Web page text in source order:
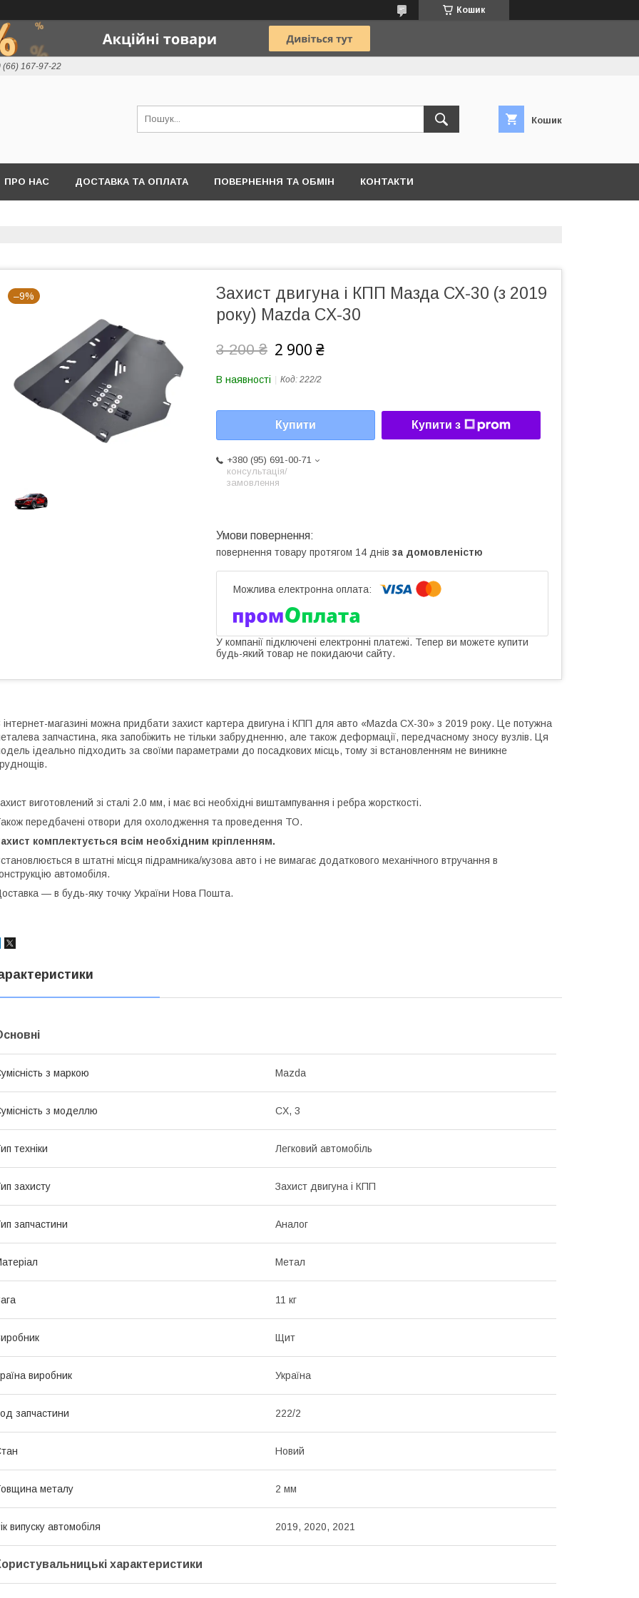
Кошик
(66) 167-97-22
Кошик
ПРО НАС ДОСТАВКА ТА ОПЛАТА ПОВЕРНЕННЯ ТА ОБМІН КОНТАКТИ
–9%
Захист двигуна і КПП Мазда СХ-30 (з 2019
року) Mazda CX-30
3 200 ₴ 2 900 ₴
В наявності Код: 222/2
Купити Купити з
+380 (95) 691-00-71
консультація/
замовлення
повернення товару протягом 14 днів за домовленістю
У компанії підключені електронні платежі. Тепер ви можете купити
будь-який товар не покидаючи сайту.
інтернет-магазині можна придбати захист картера двигуна і КПП для авто «Mazda CX-30» з 2019 року. Це потужна
запчастина, яка запобіжить не тільки забрудненню, але також деформації, передчасному зносу вузлів. Ця
ідеально підходить за своїми параметрами до посадкових місць, тому зі встановленням не виникне
виготовлений зі сталі 2.0 мм, і має всі необхідні виштампування і ребра жорсткості.
передбачені отвори для охолодження та проведення ТО.
комплектується всім необхідним кріпленням.
в штатні місця підрамника/кузова авто і не вимагає додаткового механічного втручання в
автомобіля.
― в будь-яку точку України Нова Пошта.
з маркою Mazda
з моделлю CX, 3
техніки Легковий автомобіль
захисту Захист двигуна і КПП
запчастини Аналог
Метал
11 кг
Щит
виробник Україна
запчастини 222/2
Новий
металу 2 мм
випуску автомобіля 2019, 2020, 2021
характеристики